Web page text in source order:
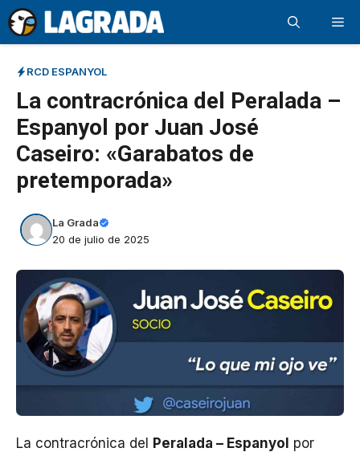
Saltar
al
contenido
RCD ESPANYOL
La contracrónica del Peralada –
Espanyol por Juan José
Caseiro: «Garabatos de
pretemporada»
La Grada
20 de julio de 2025
La contracrónica del Peralada – Espanyol por